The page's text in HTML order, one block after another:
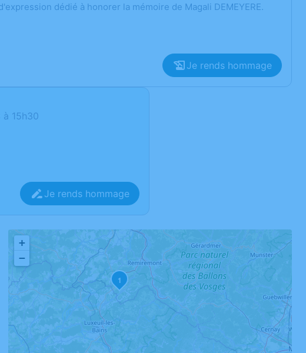
dédié à honorer la mémoire de Magali DEMEYERE.
Je rends hommage
à 15h30
Je rends hommage
1
+
−